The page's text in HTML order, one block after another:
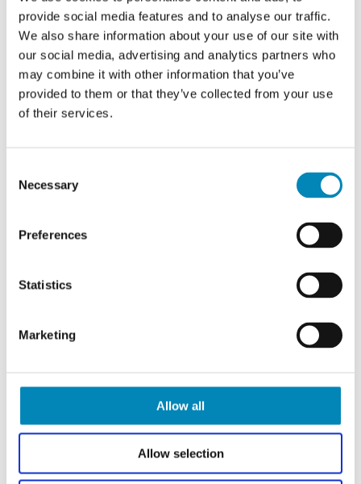
provide social media features and to analyse our traffic.
We also share information about your use of our site with
our social media, advertising and analytics partners who
may combine it with other information that you’ve
provided to them or that they’ve collected from your use
of their services.
Selection
Necessary
Preferences
Statistics
Marketing
Allow all
Allow selection
Lev ca. 10 - 14 hverdage
hverdage
Grundpris: 1.107,81 DKK
Din pris: 775,48 DKK
cm
Lev ca. 10 - 14 hverdage
hverdage
Grundpris: 1.180,58 DKK
Din pris: 826,40 DKK
-30%
70,4 cm D: 34,0 cm -
Inklusiv 2 hylde - Bredde: 30
57,6 cm D: 34,0 cm - 1 låge
inklusiv 1 hylde - Bredde: 50
hjælpe dig!
Når du f.eks skal bestille nyt køkken, badeværelse,
garderobe eller bordplade så kan der være mange
ting du skal tage stilling til - Derfor sidder vores
dygtig kundeservice klar til at hjælpe dig alle ugens
dage fra 9 til 22, og vi vil så gerne hjælpe dig.